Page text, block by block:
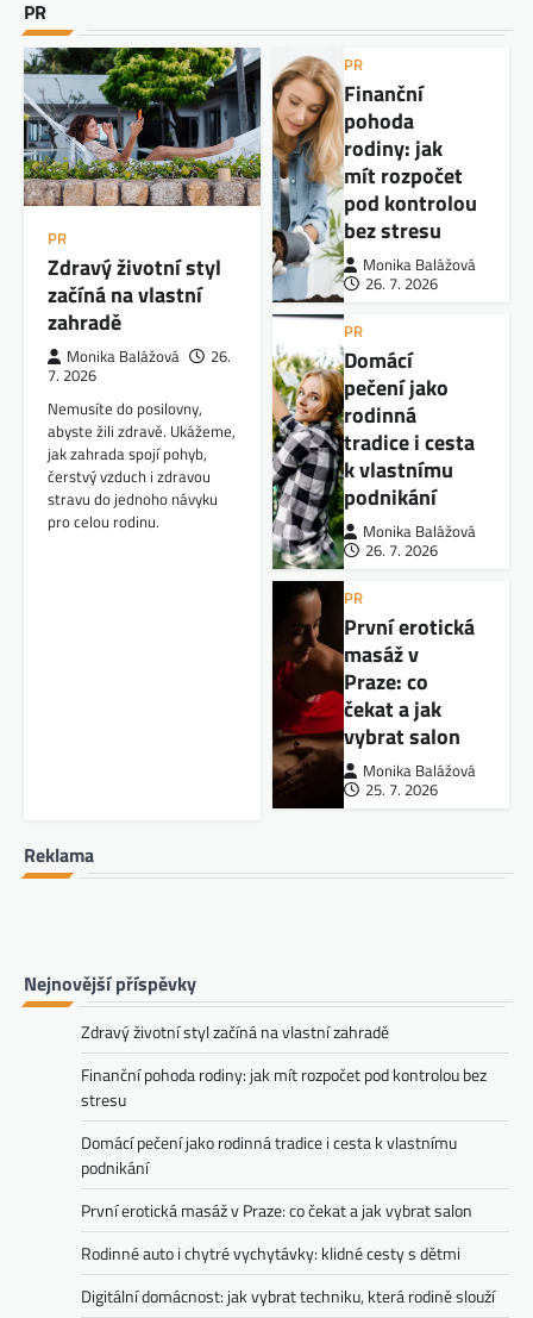
PR
PR
Zdravý životní styl
začíná na vlastní
zahradě
Monika Balážová
26.
7. 2026
Nemusíte do posilovny,
abyste žili zdravě. Ukážeme,
jak zahrada spojí pohyb,
čerstvý vzduch i zdravou
stravu do jednoho návyku
pro celou rodinu.
PR
Finanční
pohoda
rodiny: jak
mít rozpočet
pod kontrolou
bez stresu
Monika Balážová
26. 7. 2026
PR
Domácí
pečení jako
rodinná
tradice i cesta
k vlastnímu
podnikání
Monika Balážová
26. 7. 2026
PR
První erotická
masáž v
Praze: co
čekat a jak
vybrat salon
Monika Balážová
25. 7. 2026
Reklama
Nejnovější příspěvky
Zdravý životní styl začíná na vlastní zahradě
Finanční pohoda rodiny: jak mít rozpočet pod kontrolou bez
stresu
Domácí pečení jako rodinná tradice i cesta k vlastnímu
podnikání
První erotická masáž v Praze: co čekat a jak vybrat salon
Rodinné auto i chytré vychytávky: klidné cesty s dětmi
Digitální domácnost: jak vybrat techniku, která rodině slouží